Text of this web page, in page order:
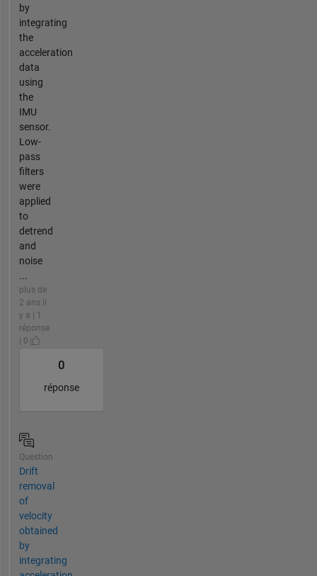
by
integrating
the
acceleration
data
using
the
IMU
sensor.
Low-
pass
filters
were
applied
to
detrend
and
noise
...
plus de
2 ans il
y a | 1
réponse
| 0
0
réponse
Question
Drift
removal
of
velocity
obtained
by
integrating